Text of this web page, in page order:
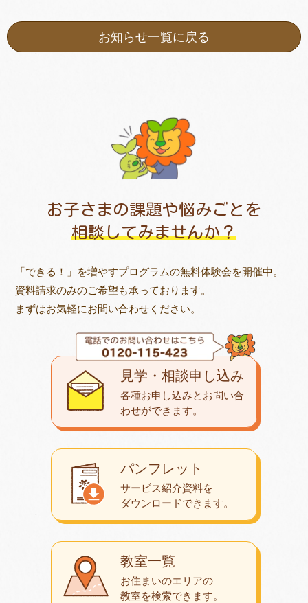
お知らせ一覧に戻る
お子さまの課題や悩みごとを
相談してみませんか？
「できる！」を増やすプログラムの無料体験会を開催中。
資料請求のみのご希望も承っております。
まずはお気軽にお問い合わせください。
教室一覧
お住まいのエリアの
教室を検索できます。
パンフレット
サービス紹介資料を
ダウンロードできます。
見学・相談申し込み
各種お申し込みとお問い合
わせができます。